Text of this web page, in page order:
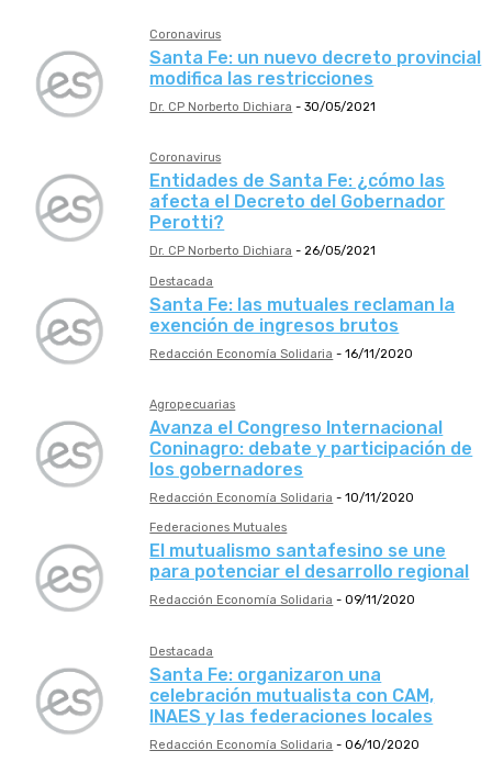
Coronavirus
Santa Fe: un nuevo decreto provincial
modifica las restricciones
Dr. CP Norberto Dichiara - 30/05/2021
Coronavirus
Entidades de Santa Fe: ¿cómo las
afecta el Decreto del Gobernador
Perotti?
Dr. CP Norberto Dichiara - 26/05/2021
Destacada
Santa Fe: las mutuales reclaman la
exención de ingresos brutos
Redacción Economía Solidaria - 16/11/2020
Agropecuarias
Avanza el Congreso Internacional
Coninagro: debate y participación de
los gobernadores
Redacción Economía Solidaria - 10/11/2020
Federaciones Mutuales
El mutualismo santafesino se une
para potenciar el desarrollo regional
Redacción Economía Solidaria - 09/11/2020
Destacada
Santa Fe: organizaron una
celebración mutualista con CAM,
INAES y las federaciones locales
Redacción Economía Solidaria - 06/10/2020